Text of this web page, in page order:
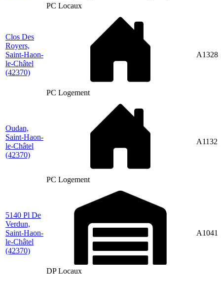
PC Locaux
Clos Des
Royers,
Saint-Haon-
le-Châtel
(42370)
PC Logement
A1328
Oudan,
Saint-Haon-
le-Châtel
(42370)
PC Logement
A1132
5140 Pl De
Verdun,
Saint-Haon-
le-Châtel
(42370)
DP Locaux
A1041